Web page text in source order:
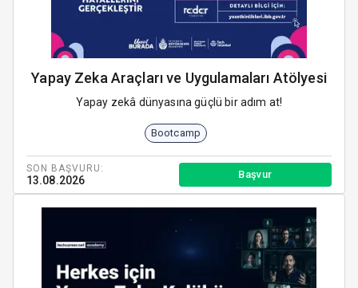
Yapay Zeka Araçları ve Uygulamaları Atölyesi
Yapay zekâ dünyasına güçlü bir adım at!
Bootcamp
SON BAŞVURU:
13.08.2026 Başvur